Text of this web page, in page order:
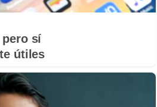
pero sí
útiles